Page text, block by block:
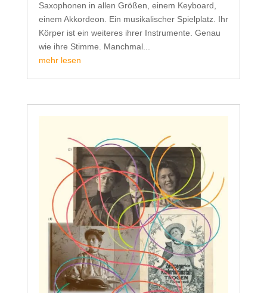
Saxophonen in allen Größen, einem Keyboard,
einem Akkordeon. Ein musikalischer Spielplatz. Ihr
Körper ist ein weiteres ihrer Instrumente. Genau
wie ihre Stimme. Manchmal...
mehr lesen